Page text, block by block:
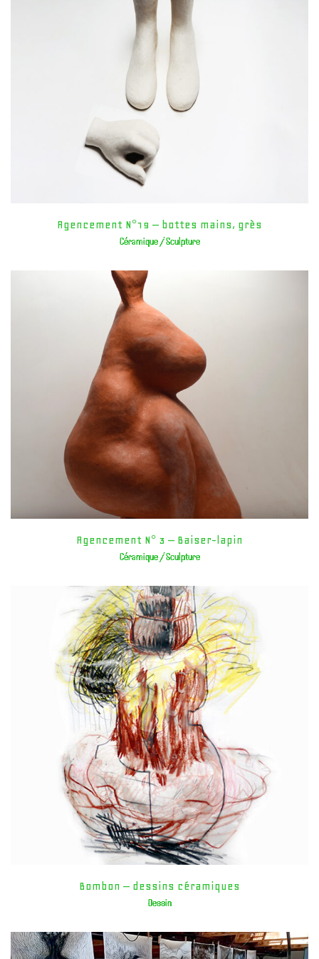
Agencement N°19 – bottes mains, grès
Céramique / Sculpture
Agencement N° 3 – Baiser-lapin
Céramique / Sculpture
Bombon – dessins céramiques
Dessin